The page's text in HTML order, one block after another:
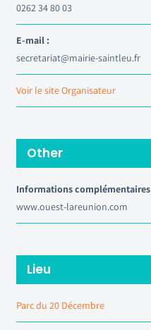
0262 34 80 03
E-mail :
secretariat@mairie-saintleu.fr
Voir le site Organisateur
Other
Informations complémentaires
www.ouest-lareunion.com
Lieu
Parc du 20 Décembre